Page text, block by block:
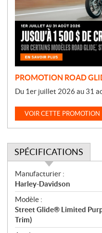
o
t
n
PROMOTION ROAD
Du 1er juillet 2026 au 31
VOIR CETTE PROMOTION
SPÉCIFICATIONS
S
p
é
c
i
f
Manufacturier :
Harley-Davidson
Modèle :
Street Glide® Limited
Trim)